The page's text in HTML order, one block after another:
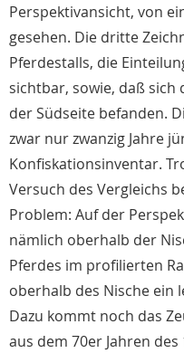
Perspektivansicht, von
gesehen. Die dritte
Pferdestalls, die
sichtbar, sowie, daß
der Südseite befanden.
zwar nur zwanzig Jahre
Konfiskationsinventar.
Versuch des Vergleichs
Problem: Auf der
nämlich oberhalb der
Pferdes im profilierten
oberhalb des Nische ein
Dazu kommt noch das
aus dem 70er Jahren